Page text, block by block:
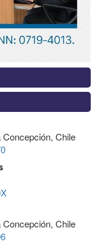
Chile
Chile